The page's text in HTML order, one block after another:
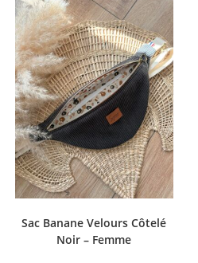
Sac Banane Velours Côtelé
Noir – Femme